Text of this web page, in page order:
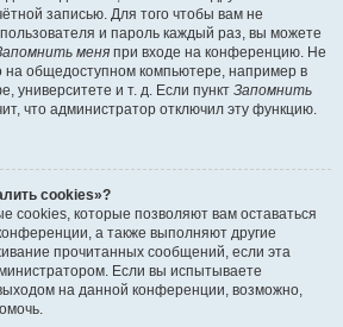
записью. Для того чтобы вам не
и пароль каждый раз, вы можете
меня при входе на конференцию. Не
на общедоступном компьютере, например в
университете и т. д. Если пункт Запомнить
что администратор отключил эту функцию.
cookies»?
cookies, которые позволяют вам оставаться
а также выполняют другие
прочитанных сообщений, если эта
Если вы испытываете
на данной конференции, возможно,